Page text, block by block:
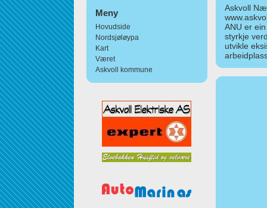
Meny
Hovudside
Nordsjøløypa
Kart
Været
Askvoll kommune
Askvoll
ANU er
styrkje
utvikle